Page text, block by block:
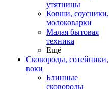
утятницы
Ковши, соусники,
молоковарки
Малая бытовая
техника
Ещё
Сковороды, сотейники,
воки
Блинные
сковороды